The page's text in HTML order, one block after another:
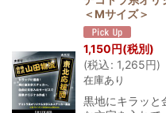
＜Mサイズ＞
1,150円(税別)
(税込: 1,265円)
在庫あり
黒地にキラッと